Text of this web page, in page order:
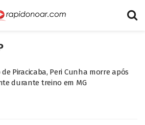
Piracicaba, Peri Cunha morre após
durante treino em MG